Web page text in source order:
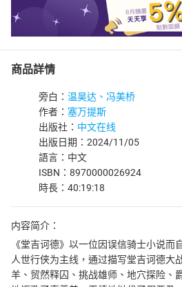
商品詳情
旁白： 温昊达、冯美桥
作者： 塞万提斯
出版社： 中文在线
出版日期：2024/11/05
語言：中文
ISBN：8970000026924
時長：40:19:18
内容简介：
《堂吉诃德》以一位因误信骑士小说而
人世行侠为主线，通过描写堂吉诃德大
羊、贸然释囚、挑战雄师、地穴探险、